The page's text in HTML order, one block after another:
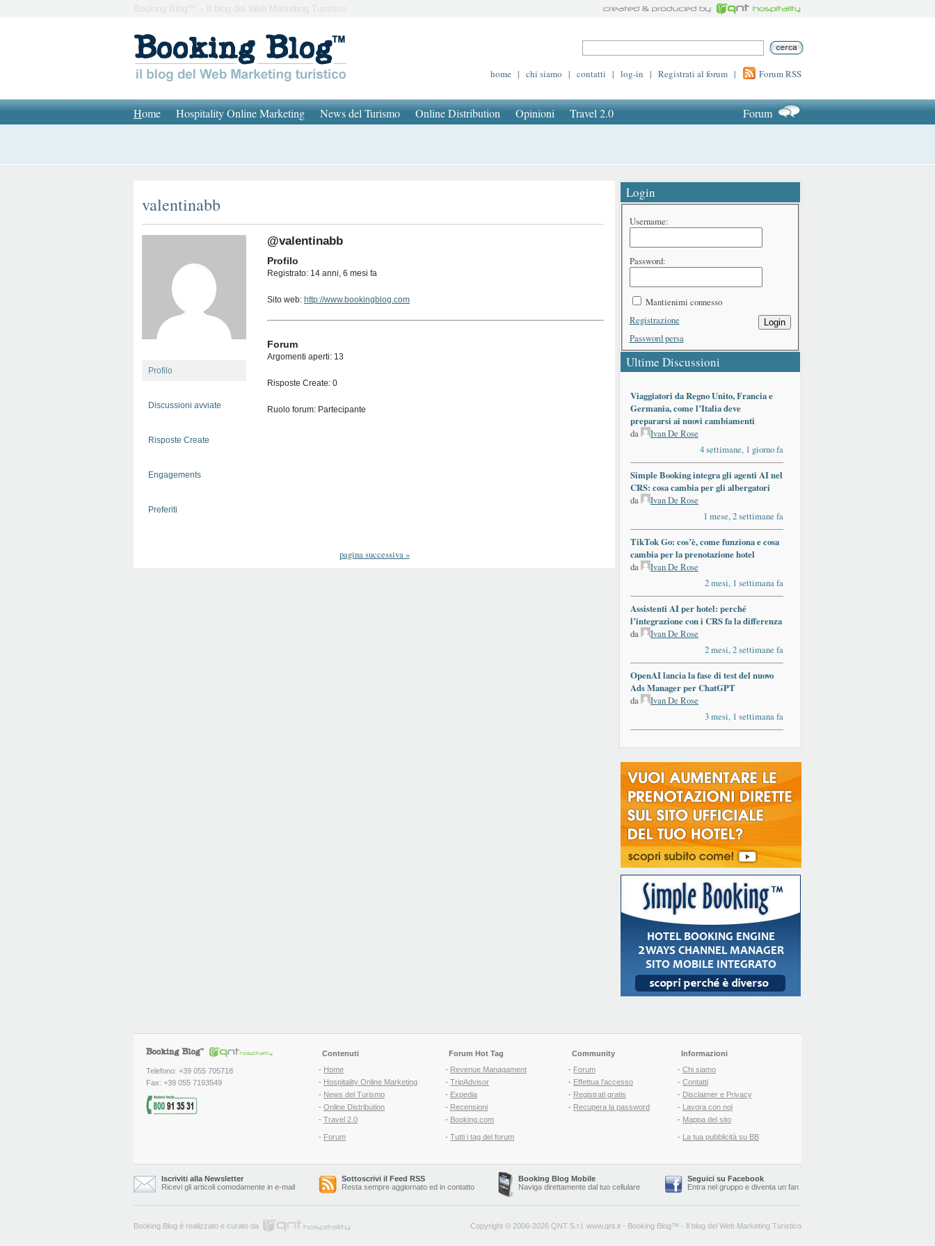
Booking Blog™ – Il blog del Web Marketing Turistico
home | chi siamo | contatti | log-in | Registrati al forum | Forum RSS
Home Hospitality Online Marketing News del Turismo Online Distribution Opinioni Travel 2.0 Forum
valentinabb
Profilo
Discussioni avviate
Risposte Create
Engagements
Preferiti
@valentinabb
Profilo
Registrato: 14 anni, 6 mesi fa
Sito web: http://www.bookingblog.com
Forum
Argomenti aperti: 13
Risposte Create: 0
Ruolo forum: Partecipante
pagina successiva»
Login
Username:
Password:
Mantienimi connesso
Login
Registrazione
Password persa
Ultime Discussioni
Viaggiatori da Regno Unito, Francia e
Germania, come l’Italia deve
prepararsi ai nuovi cambiamenti
da
Ivan De Rose
4 settimane, 1 giorno fa
Simple Booking integra gli agenti AI nel
CRS: cosa cambia per gli albergatori
da
Ivan De Rose
1 mese, 2 settimane fa
TikTok Go: cos’è, come funziona e cosa
cambia per la prenotazione hotel
da
Ivan De Rose
2 mesi, 1 settimana fa
Assistenti AI per hotel: perché
l’integrazione con i CRS fa la differenza
da
Ivan De Rose
2 mesi, 2 settimane fa
OpenAI lancia la fase di test del nuovo
Ads Manager per ChatGPT
da
Ivan De Rose
3 mesi, 1 settimana fa
Telefono: +39 055 705718
Fax: +39 055 7193549
Contenuti
- Home
- Hospitality Online Marketing
- News del Turismo
- Online Distribution
- Travel 2.0
- Forum
Forum Hot Tag
- Revenue Managament
- TripAdvisor
- Expedia
- Recensioni
- Booking.com
- Tutti i tag del forum
Community
- Forum
- Effettua l'accesso
- Registrati gratis
- Recupera la password
Informazioni
- Chi siamo
- Contatti
- Disclaimer e Privacy
- Lavora con noi
- Mappa del sito
- La tua pubblicità su BB
Iscriviti alla Newsletter
Ricevi gli articoli comodamente in e-mail
Sottoscrivi il Feed RSS
Resta sempre aggiornato ed in contatto
Booking Blog Mobile
Naviga direttamente dal tuo cellulare
Seguici su Facebook
Entra nel gruppo e diventa un fan
Booking Blog è realizzato e curato da Copyright © 2006-2026 QNT S.r.l. www.qnt.it - Booking Blog™ - Il blog del Web Marketing Turistico